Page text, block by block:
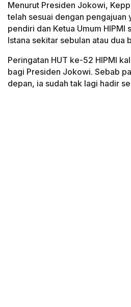
Menurut Presiden Jokowi,
telah sesuai dengan pengajuan
pendiri dan Ketua Umum HIPMI
Istana sekitar sebulan atau dua
Peringatan HUT ke-52 HIPMI
bagi Presiden Jokowi. Sebab
depan, ia sudah tak lagi hadir